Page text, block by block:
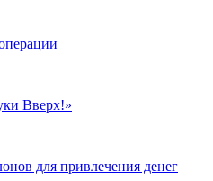
Вверх!»
для привлечения денег